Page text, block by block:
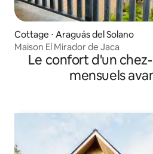
Cottage ⋅ Araguás del Solano
Maison El Mirador de Jaca
Le confort d'un
mensuels